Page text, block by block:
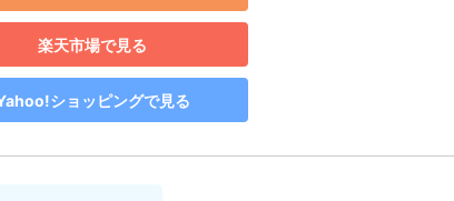
楽天市場で見る
ショッピングで見る